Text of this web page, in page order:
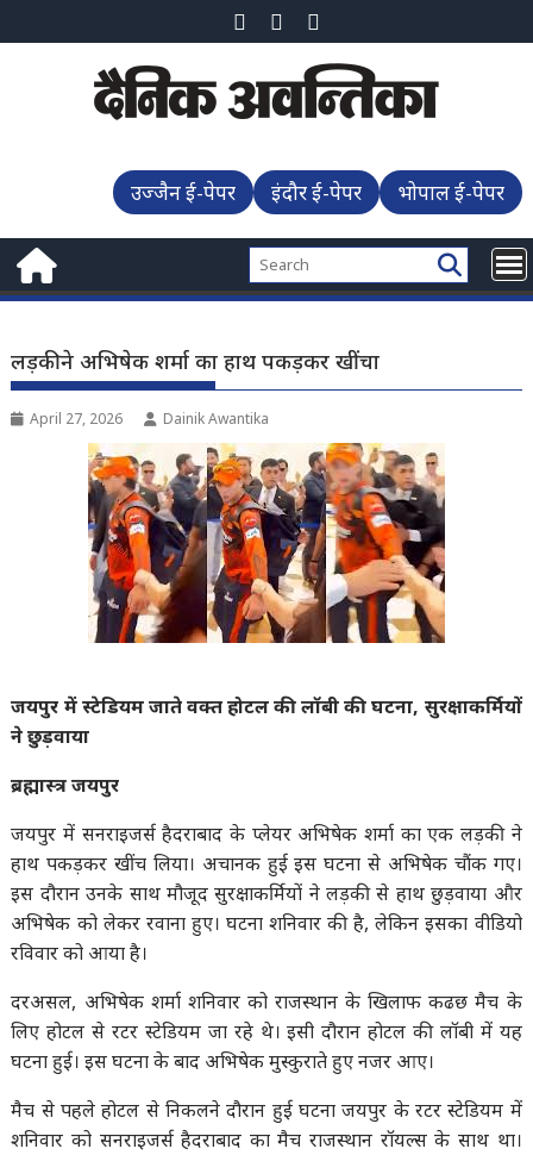
to
उज्जैन ई-पेपर इंदौर ई-पेपर भोपाल ई-पेपर
लड़की ने अभिषेक शर्मा का हाथ पकड़कर खींचा
April 27, 2026 Dainik Awantika
जयपुर में स्टेडियम जाते वक्त होटल की लॉबी की घटना, सुरक्षाकर्मियों
ने छुड़वाया
ब्रह्मास्त्र जयपुर
जयपुर में सनराइजर्स हैदराबाद के प्लेयर अभिषेक शर्मा का एक लड़की ने
हाथ पकड़कर खींच लिया। अचानक हुई इस घटना से अभिषेक चौंक गए।
इस दौरान उनके साथ मौजूद सुरक्षाकर्मियों ने लड़की से हाथ छुड़वाया और
अभिषेक को लेकर रवाना हुए। घटना शनिवार की है, लेकिन इसका वीडियो
रविवार को आया है।
दरअसल, अभिषेक शर्मा शनिवार को राजस्थान के खिलाफ कढछ मैच के
लिए होटल से रटर स्टेडियम जा रहे थे। इसी दौरान होटल की लॉबी में यह
घटना हुई। इस घटना के बाद अभिषेक मुस्कुराते हुए नजर आए।
मैच से पहले होटल से निकलने दौरान हुई घटना जयपुर के रटर स्टेडियम में
शनिवार को सनराइजर्स हैदराबाद का मैच राजस्थान रॉयल्स के साथ था।